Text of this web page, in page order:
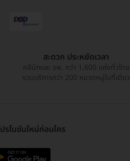
สะดวก ประหยัดเวลา
คลินิกและ รพ. กว่า 1,600 แห่งทั่วไทย
รวมบริการกว่า 200 หมวดหมู่ในที่เดียว
รโมชันใหม่ก่อนใคร